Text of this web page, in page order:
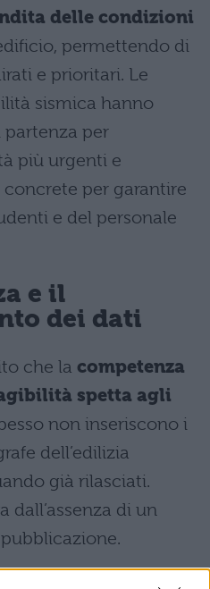
delle condizioni
permettendo di
e prioritari. Le
sismica hanno
per
più urgenti e
per garantire
e del personale
e il
dei dati
che la competenza
spetta agli
non inseriscono i
dell’edilizia
già rilasciati.
dall’assenza di un